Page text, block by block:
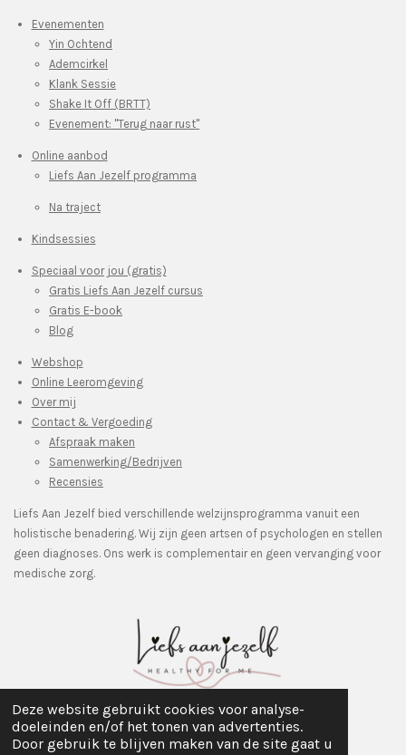
Deze website gebruikt cookies voor analyse-
doeleinden en/of het tonen van advertenties.
Door gebruik te blijven maken van de site gaat u
Evenementen
Yin Ochtend
Ademcirkel
Klank Sessie
Shake It Off (BRTT)
Evenement: "Terug naar rust"
Online aanbod
Liefs Aan Jezelf programma
Na traject
Kindsessies
Speciaal voor jou (gratis)
Gratis Liefs Aan Jezelf cursus
Gratis E-book
Blog
Webshop
Online Leeromgeving
Over mij
Contact & Vergoeding
Afspraak maken
Samenwerking/Bedrijven
Recensies
Liefs Aan Jezelf bied verschillende welzijnsprogramma vanuit een
holistische benadering. Wij zijn geen artsen of psychologen en stellen
geen diagnoses. Ons werk is complementair en geen vervanging voor
medische zorg.
©Copyright 2018 Healthyforme